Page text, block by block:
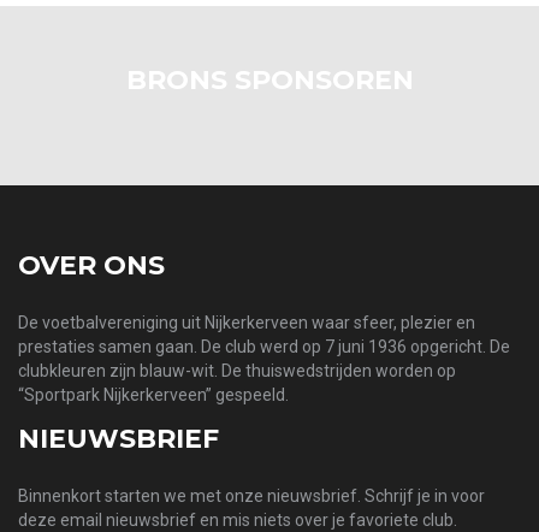
BRONS SPONSOREN
OVER ONS
De voetbalvereniging uit Nijkerkerveen waar sfeer, plezier en
prestaties samen gaan. De club werd op 7 juni 1936 opgericht. De
clubkleuren zijn blauw-wit. De thuiswedstrijden worden op
“Sportpark Nijkerkerveen” gespeeld.
NIEUWSBRIEF
Binnenkort starten we met onze nieuwsbrief. Schrijf je in voor
deze email nieuwsbrief en mis niets over je favoriete club.